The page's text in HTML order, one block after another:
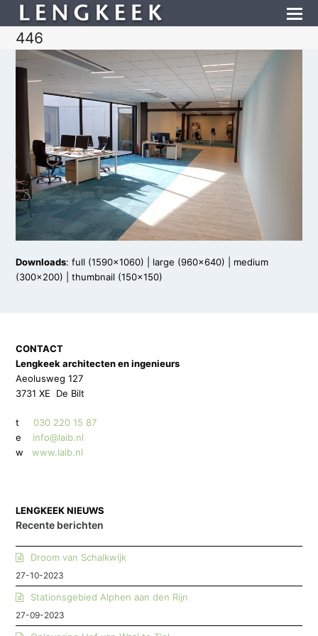
446
Downloads:full (1590x1060) large (960x640)
medium
(300x200) |thumbnail (150x150)
CONTACT
Lengkeek architecten en ingenieurs
Aeolusweg 127
3731 XE De Bilt
t030 220 15 87
e info@laib.nl
w
www.laib.nl
LENGKEEK NIEUWS
Recente berichten
Droom van Schalkwijk
27-10-2023
Stationsgebied Alphen aan den Rijn
27-09-2023